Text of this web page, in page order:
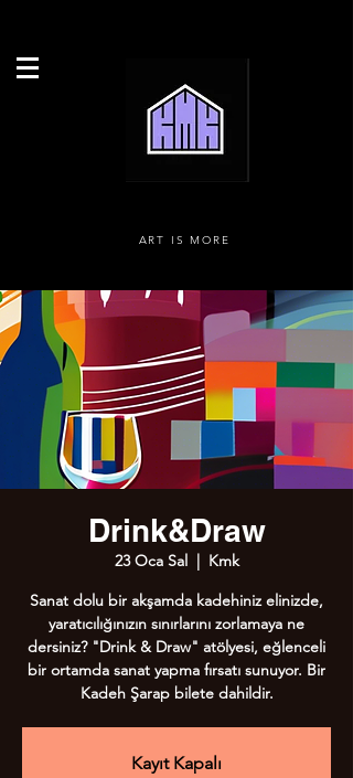
ART IS MORE
Drink&Draw
23 Oca Sal
  |
Kmk
Sanat dolu bir akşamda kadehiniz elinizde,
yaratıcılığınızın sınırlarını zorlamaya ne
dersiniz? "Drink & Draw" atölyesi, eğlenceli
bir ortamda sanat yapma fırsatı sunuyor. Bir
Kadeh Şarap bilete dahildir.
Kayıt Kapalı